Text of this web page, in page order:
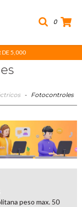
0
DE 5,000
- Fotocontroles
peso max. 50